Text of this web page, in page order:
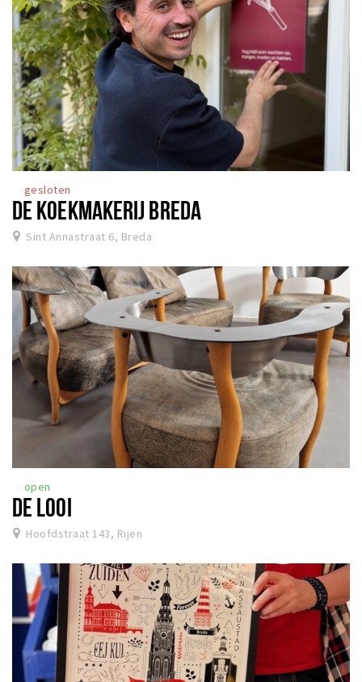
gesloten
DE KOEKMAKERIJ BREDA
Sint Annastraat 6, Breda
open
DE LOOI
Hoofdstraat 143, Rijen